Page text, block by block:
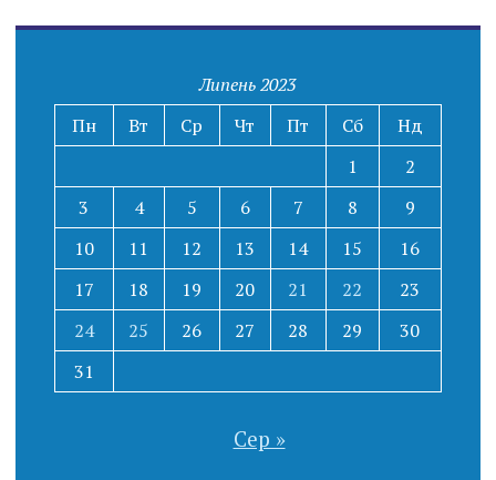
Липень 2023
Пн
Вт Ср Чт Пт Сб
Нд
1
2
3
4 5 6 7 8
9
10
11 12 13 14 15
16
17
18 19 20 21 22
23
24
25 26 27 28 29
30
31
Сер »